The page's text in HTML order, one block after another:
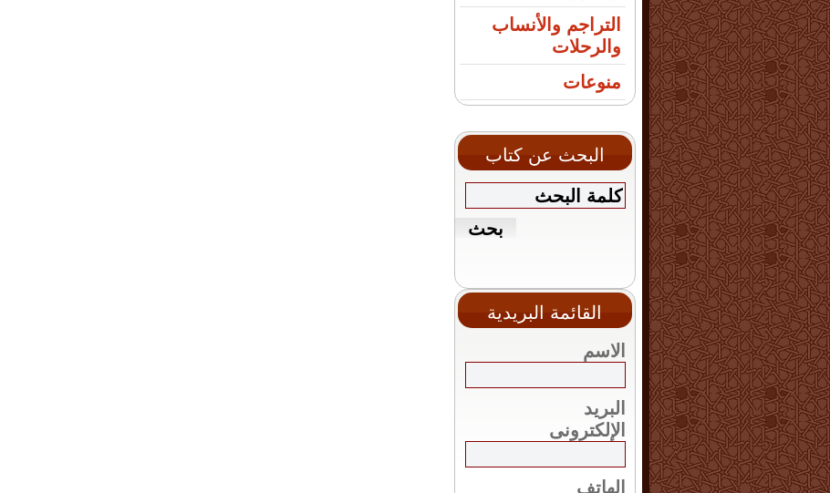
التراجم والأنساب
والرحلات
منوعات
البحث عن كتاب
القائمة البريدية
الاسم
البريد
الإلكترونى
الهاتف